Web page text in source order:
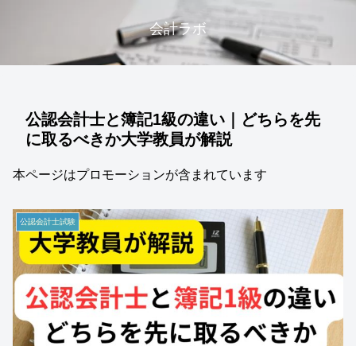
会計ラボ
公認会計士と簿記1級の違い｜どちらを先
に取るべきか大学教員が解説
本ページはプロモーションが含まれています
公認会計士試験